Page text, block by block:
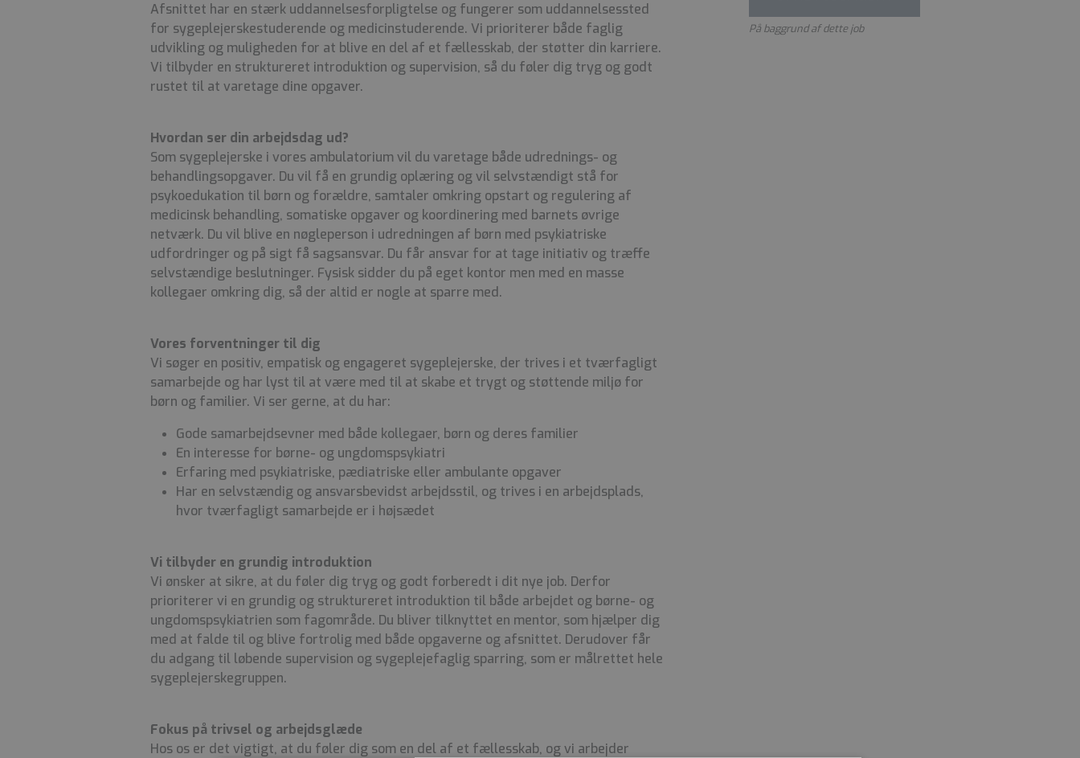
Afsnittet har en stærk uddannelsesforpligtelse og fungerer som uddannelsessted
for sygeplejerskestuderende og medicinstuderende. Vi prioriterer både faglig
udvikling og muligheden for at blive en del af et fællesskab, der støtter din karriere.
Vi tilbyder en struktureret introduktion og supervision, så du føler dig tryg og godt
rustet til at varetage dine opgaver.
Hvordan ser din arbejdsdag ud?
Som sygeplejerske i vores ambulatorium vil du varetage både udrednings- og
behandlingsopgaver. Du vil få en grundig oplæring og vil selvstændigt stå for
psykoedukation til børn og forældre, samtaler omkring opstart og regulering af
medicinsk behandling, somatiske opgaver og koordinering med barnets øvrige
netværk. Du vil blive en nøgleperson i udredningen af børn med psykiatriske
udfordringer og på sigt få sagsansvar. Du får ansvar for at tage initiativ og træffe
selvstændige beslutninger. Fysisk sidder du på eget kontor men med en masse
kollegaer omkring dig, så der altid er nogle at sparre med.
Vores forventninger til dig
Vi søger en positiv, empatisk og engageret sygeplejerske, der trives i et tværfagligt
samarbejde og har lyst til at være med til at skabe et trygt og støttende miljø for
børn og familier. Vi ser gerne, at du har:
Gode samarbejdsevner med både kollegaer, børn og deres familier
En interesse for børne- og ungdomspsykiatri
Erfaring med psykiatriske, pædiatriske eller ambulante opgaver
Har en selvstændig og ansvarsbevidst arbejdsstil, og trives i en arbejdsplads,
hvor tværfagligt samarbejde er i højsædet
Vi tilbyder en grundig introduktion
Vi ønsker at sikre, at du føler dig tryg og godt forberedt i dit nye job. Derfor
prioriterer vi en grundig og struktureret introduktion til både arbejdet og børne- og
ungdomspsykiatrien som fagområde. Du bliver tilknyttet en mentor, som hjælper dig
med at falde til og blive fortrolig med både opgaverne og afsnittet. Derudover får
du adgang til løbende supervision og sygeplejefaglig sparring, som er målrettet hele
sygeplejerskegruppen.
Fokus på trivsel og arbejdsglæde
Hos os er det vigtigt, at du føler dig som en del af et fællesskab, og vi arbejder
På baggrund af dette job